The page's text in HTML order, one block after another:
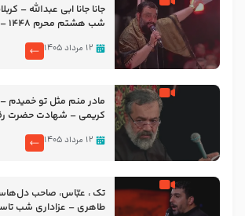
جانا جانا ابی عبدالله –
۱۲ مرداد ۱۴۰۵
مادر منم مثل تو خمیدم
کریمی – شهادت حضرت
۱۲ مرداد ۱۴۰۵
تک ، عبّاس، صاحب
طاهری – عزاداری شب تاسوعا